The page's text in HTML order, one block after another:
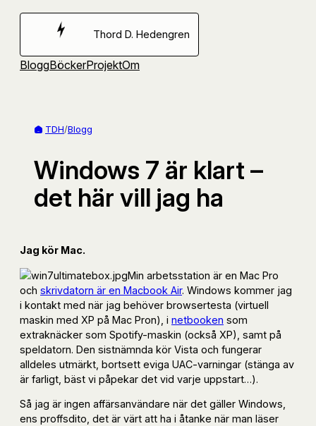
Hoppa
Thord D. Hedengren
BloggBöckerProjektOm
TDH/Blogg
Windows 7 är klart –
det här vill jag ha
Jag kör Mac.
Min arbetsstation är en Mac Pro
och skrivdatorn är en Macbook Air. Windows kommer jag
i kontakt med när jag behöver browsertesta (virtuell
maskin med XP på Mac Pron), i netbooken som
extraknäcker som Spotify-maskin (också XP), samt på
speldatorn. Den sistnämnda kör Vista och fungerar
alldeles utmärkt, bortsett eviga UAC-varningar (stänga av
är farligt, bäst vi påpekar det vid varje uppstart…).
Så jag är ingen affärsanvändare när det gäller Windows,
ens proffsdito, det är värt att ha i åtanke när man läser